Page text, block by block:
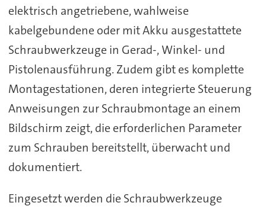
elektrisch angetriebene, wahlweise
kabelgebundene oder mit Akku ausgestattete
Schraubwerkzeuge in Gerad-, Winkel- und
Pistolenausführung. Zudem gibt es komplette
Montagestationen, deren integrierte Steuerung
Anweisungen zur Schraubmontage an einem
Bildschirm zeigt, die erforderlichen Parameter
zum Schrauben bereitstellt, überwacht und
dokumentiert.
Eingesetzt werden die Schraubwerkzeuge